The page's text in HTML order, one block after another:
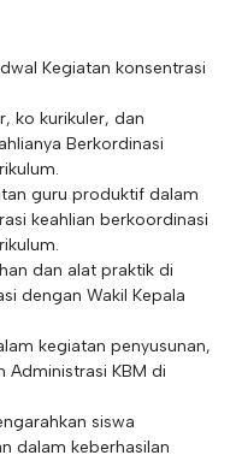
Kegiatan konsentrasi
ko kurikuler, dan
Berkordinasi
guru produktif dalam
keahlian berkoordinasi
dan alat praktik di
dengan Wakil Kepala
kegiatan penyusunan,
Administrasi KBM di
siswa
dalam keberhasilan